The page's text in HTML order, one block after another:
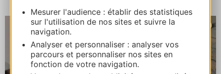
Mesurer l'audience : établir des statistiques
sur l'utilisation de nos sites et suivre la
navigation.
Analyser et personnaliser : analyser vos
parcours et personnaliser nos sites en
fonction de votre navigation.